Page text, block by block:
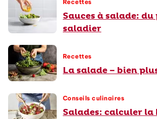
Recettes
Sauces à salade: du
saladier
Recettes
La salade – bien
Conseils culinaires
Salades: calculer la